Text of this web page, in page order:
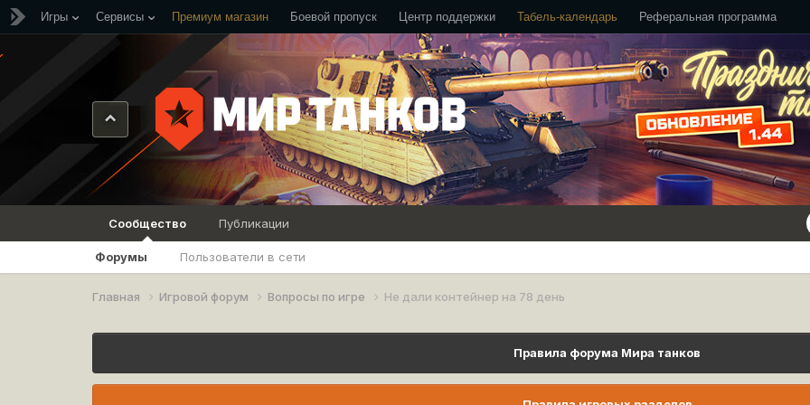
Игры Сервисы Премиум магазин Боевой пропуск Центр поддержки Табель-календарь Реферальная программа
Сообщество
Форумы Пользователи в сети
Публикации
Главная Игровой форум Вопросы по игре Не дали контейнер на 78 день
Правила форума Мира танков